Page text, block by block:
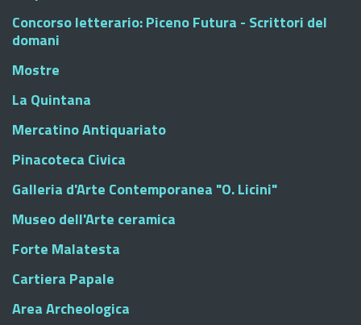
Concorso letterario: Piceno Futura - Scrittori del
domani
Mostre
La Quintana
Mercatino Antiquariato
Pinacoteca Civica
Galleria d'Arte Contemporanea "O. Licini"
Museo dell'Arte ceramica
Forte Malatesta
Cartiera Papale
Area Archeologica